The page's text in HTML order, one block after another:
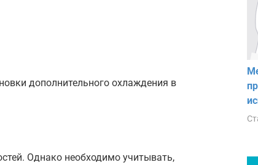
дополнительного охлаждения в
Однако необходимо учитывать,